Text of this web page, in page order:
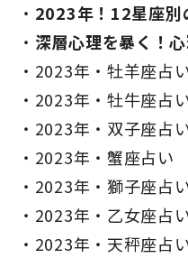
2023年！12星座別
深層心理を暴く！
2023年・牡羊座占
2023年・牡牛座占
2023年・双子座占
2023年・蟹座占い
2023年・獅子座占
2023年・乙女座占
2023年・天秤座占